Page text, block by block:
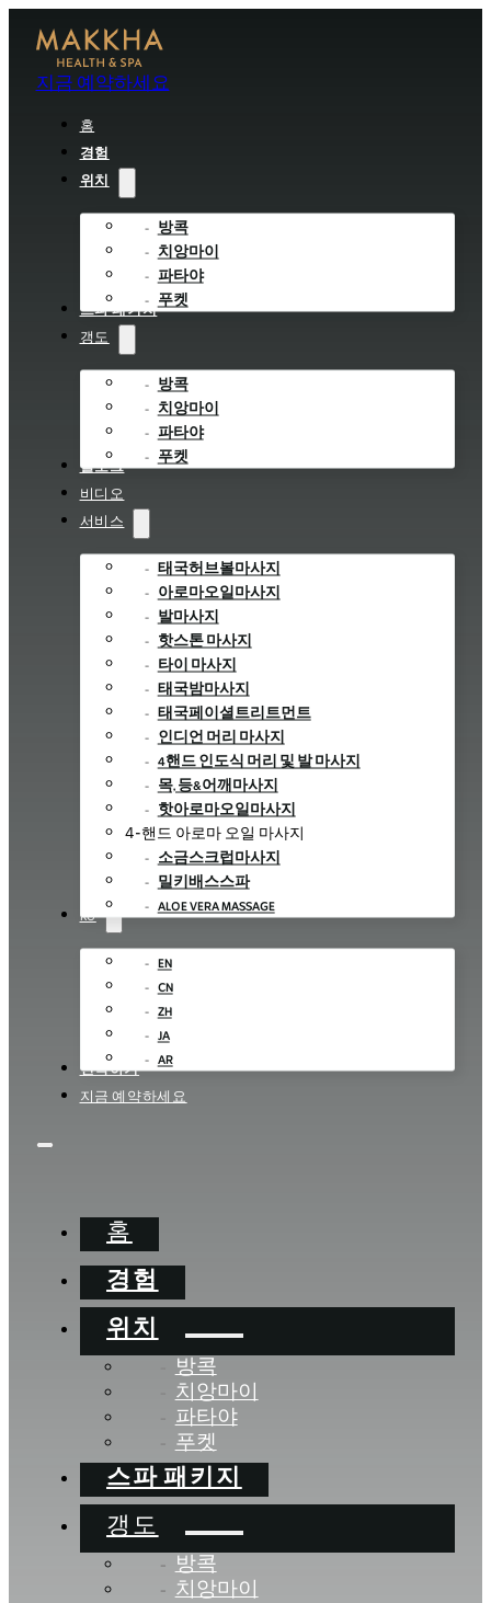
지금 예약하세요
홈
경험
위치
방콕
치앙마이
파타야
푸켓
스파 패키지
갱도
방콕
치앙마이
파타야
푸켓
블로그
비디오
서비스
태국허브볼마사지
아로마오일마사지
발마사지
핫스톤 마사지
타이 마사지
태국밤마사지
태국페이셜트리트먼트
인디언 머리 마사지
4핸드 인도식 머리 및 발 마사지
목, 등&어깨마사지
핫아로마오일마사지
4-핸드 아로마 오일 마사지
소금스크럽마사지
밀키배스스파
ALOE VERA MASSAGE
KO
EN
CN
ZH
JA
AR
연락하기
지금 예약하세요
홈
경험
위치
방콕
치앙마이
파타야
푸켓
스파 패키지
갱도
방콕
치앙마이